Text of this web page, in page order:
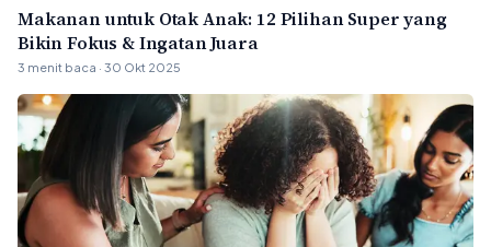
Makanan untuk Otak Anak: 12 Pilihan Super yang
Bikin Fokus & Ingatan Juara
3 menit baca · 30 Okt 2025